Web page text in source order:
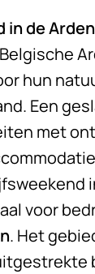
in de
hun
Een
met
voor
. Het